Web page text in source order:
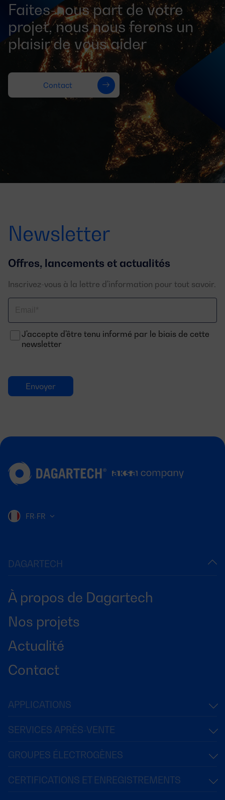
Faites-nous part de votre
projet, nous nous ferons un
plaisir de vous aider
Contact
Newsletter
Offres, lancements et actualités
Inscrivez-vous à la lettre d'information pour tout savoir.
J'accepte d'être tenu informé par le biais de cette
newsletter
DAGARTECH
À propos de Dagartech
Nos projets
Actualité
Contact
FR-FR
APPLICATIONS
SERVICES APRÈS-VENTE
GROUPES ÉLECTROGÈNES
CERTIFICATIONS ET ENREGISTREMENTS